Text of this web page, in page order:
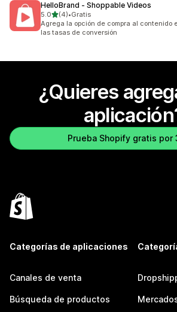
HelloBrand ‑ Shoppable Videos
5.0de 5 estrellas
(4)
4 reseñas en total
•Gratis
Agrega la opción de compra al contenido
las tasas de conversión
¿Quieres
Prueba Shopify gratis por
Categorías de aplicaciones
Canales de venta
Búsqueda de productos